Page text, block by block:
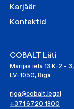
Karjäär
Kontaktid
COBALT Läti
Marijas iela 13 K-2 - 3,
LV-1050, Riga
riga@cobalt.legal
+371 6720 1800